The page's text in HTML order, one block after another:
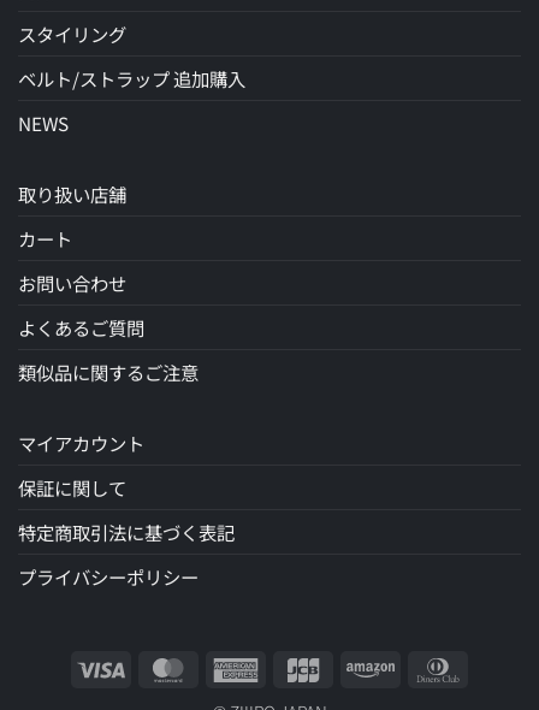
スタイリング
ベルト/ストラップ 追加購入
NEWS
取り扱い店舗
カート
お問い合わせ
よくあるご質問
類似品に関するご注意
マイアカウント
保証に関して
特定商取引法に基づく表記
プライバシーポリシー
Visa MasterCard American
JCB Amazon